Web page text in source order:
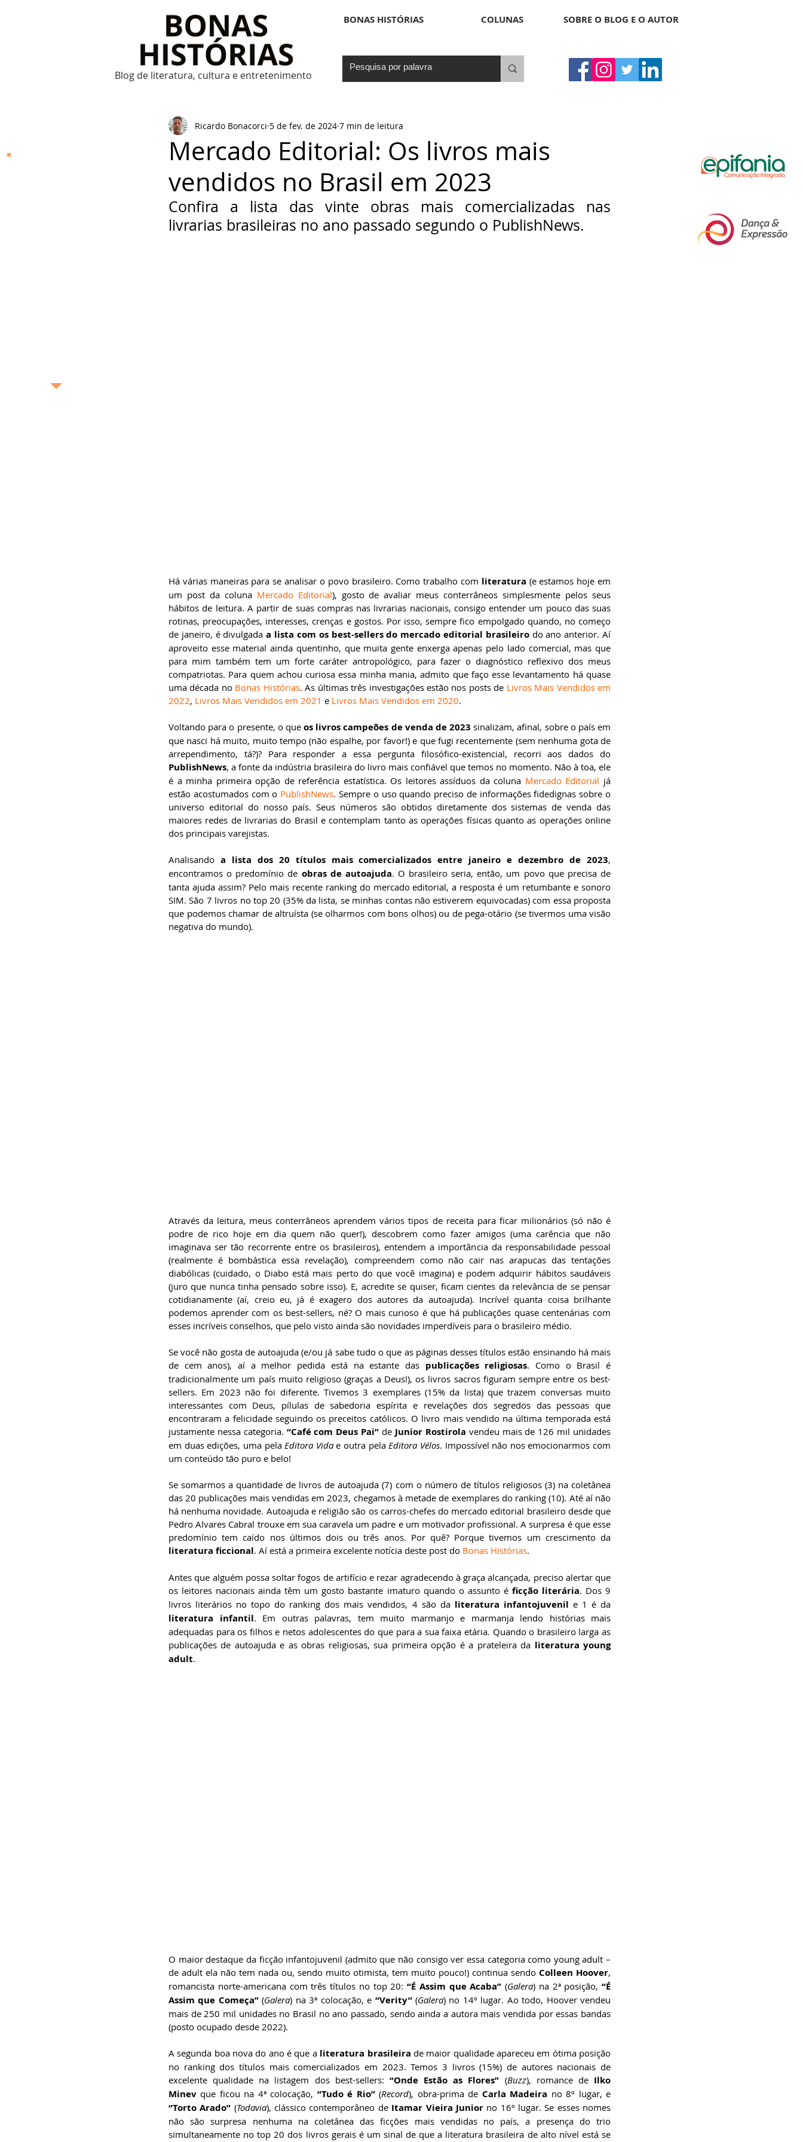
Blog de literatura, cultura e entretenimento
BONAS HISTÓRIAS COLUNAS SOBRE O BLOG E O AUTOR
Mercado Editorial: Os livros mais
vendidos no Brasil em 2023
Ricardo Bonacorci 5 de fev. de 2024 7 min de leitura
Confira a lista das vinte obras mais comercializadas nas
livrarias brasileiras no ano passado segundo o PublishNews.
Há várias maneiras para se analisar o povo brasileiro. Como trabalho com literatura (e estamos hoje em
um post da coluna Mercado Editorial), gosto de avaliar meus conterrâneos simplesmente pelos seus
hábitos de leitura. A partir de suas compras nas livrarias nacionais, consigo entender um pouco das suas
rotinas, preocupações, interesses, crenças e gostos. Por isso, sempre fico empolgado quando, no começo
de janeiro, é divulgada a lista com os best-sellers do mercado editorial brasileiro do ano anterior. Aí
aproveito esse material ainda quentinho, que muita gente enxerga apenas pelo lado comercial, mas que
para mim também tem um forte caráter antropológico, para fazer o diagnóstico reflexivo dos meus
compatriotas. Para quem achou curiosa essa minha mania, admito que faço esse levantamento há quase
uma década no Bonas Histórias. As últimas três investigações estão nos posts de Livros Mais Vendidos em
2022, Livros Mais Vendidos em 2021 e Livros Mais Vendidos em 2020.
Voltando para o presente, o que os livros campeões de venda de 2023 sinalizam, afinal, sobre o país em
que nasci há muito, muito tempo (não espalhe, por favor!) e que fugi recentemente (sem nenhuma gota de
PublishNews, a fonte da indústria brasileira do livro mais confiável que temos no momento. Não à toa, ele
é a minha primeira opção de referência estatística. Os leitores assíduos da coluna Mercado Editorial já
estão acostumados com o PublishNews. Sempre o uso quando preciso de informações fidedignas sobre o
universo editorial do nosso país. Seus números são obtidos diretamente dos sistemas de venda das
maiores redes de livrarias do Brasil e contemplam tanto as operações físicas quanto as operações online
dos principais varejistas.
Analisando a lista dos 20 títulos mais comercializados entre janeiro e dezembro de 2023,
encontramos o predomínio de obras de autoajuda. O brasileiro seria, então, um povo que precisa de
tanta ajuda assim? Pelo mais recente ranking do mercado editorial, a resposta é um retumbante e sonoro
SIM. São 7 livros no top 20 (35% da lista, se minhas contas não estiverem equivocadas) com essa proposta
que podemos chamar de altruísta (se olharmos com bons olhos) ou de pega-otário (se tivermos uma visão
negativa do mundo).
Através da leitura, meus conterrâneos aprendem vários tipos de receita para ficar milionários (só não é
podre de rico hoje em dia quem não quer!), descobrem como fazer amigos (uma carência que não
imaginava ser tão recorrente entre os brasileiros), entendem a importância da responsabilidade pessoal
(realmente é bombástica essa revelação), compreendem como não cair nas arapucas das tentações
diabólicas (cuidado, o Diabo está mais perto do que você imagina) e podem adquirir hábitos saudáveis
(juro que nunca tinha pensado sobre isso). E, acredite se quiser, ficam cientes da relevância de se pensar
cotidianamente (aí, creio eu, já é exagero dos autores da autoajuda). Incrível quanta coisa brilhante
podemos aprender com os best-sellers, né? O mais curioso é que há publicações quase centenárias com
esses incríveis conselhos, que pelo visto ainda são novidades imperdíveis para o brasileiro médio.
Se você não gosta de autoajuda (e/ou já sabe tudo o que as páginas desses títulos estão ensinando há mais
de cem anos), aí a melhor pedida está na estante das publicações religiosas. Como o Brasil é
tradicionalmente um país muito religioso (graças a Deus!), os livros sacros figuram sempre entre os best-
sellers. Em 2023 não foi diferente. Tivemos 3 exemplares (15% da lista) que trazem conversas muito
interessantes com Deus, pílulas de sabedoria espírita e revelações dos segredos das pessoas que
encontraram a felicidade seguindo os preceitos católicos. O livro mais vendido na última temporada está
justamente nessa categoria. “Café com Deus Pai” de Junior Rostirola vendeu mais de 126 mil unidades
em duas edições, uma pela Editora Vida e outra pela Editora Vélos. Impossível não nos emocionarmos com
um conteúdo tão puro e belo!
Se somarmos a quantidade de livros de autoajuda (7) com o número de títulos religiosos (3) na coletânea
das 20 publicações mais vendidas em 2023, chegamos à metade de exemplares do ranking (10). Até aí não
há nenhuma novidade. Autoajuda e religião são os carros-chefes do mercado editorial brasileiro desde que
Pedro Alvares Cabral trouxe em sua caravela um padre e um motivador profissional. A surpresa é que esse
literatura ficcional. Aí está a primeira excelente notícia deste post do Bonas Histórias.
Antes que alguém possa soltar fogos de artifício e rezar agradecendo à graça alcançada, preciso alertar que
os leitores nacionais ainda têm um gosto bastante imaturo quando o assunto é ficção literária. Dos 9
livros literários no topo do ranking dos mais vendidos, 4 são da literatura infantojuvenil
literatura infantil. Em outras palavras, tem muito marmanjo e marmanja lendo histórias mais
adequadas para os filhos e netos adolescentes do que para a sua faixa etária. Quando o brasileiro larga as
publicações de autoajuda e as obras religiosas, sua primeira opção é a prateleira da literatura young
adult.
O maior destaque da ficção infantojuvenil (admito que não consigo ver essa categoria como young adult –
de adult ela não tem nada ou, sendo muito otimista, tem muito pouco!) continua sendo Colleen Hoover,
romancista norte-americana com três títulos no top 20: “É Assim que Acaba” (Galera) na 2ª posição, “É
Assim que Começa” (Galera) na 3ª colocação, e “Verity” (Galera) no 14º lugar. Ao todo, Hoover vendeu
mais de 250 mil unidades no Brasil no ano passado, sendo ainda a autora mais vendida por essas bandas
(posto ocupado desde 2022).
A segunda boa nova do ano é que a literatura brasileira de maior qualidade apareceu em ótima posição
no ranking dos títulos mais comercializados em 2023. Temos 3 livros (15%) de autores nacionais de
excelente qualidade na listagem dos best-sellers: “Onde Estão as Flores” (Buzz), romance de Ilko
Minev que ficou na 4ª colocação, “Tudo é Rio” (Record), obra-prima de Carla Madeira
“Torto Arado” (Todavia), clássico contemporâneo de Itamar Vieira Junior no 16º lugar. Se esses nomes
não são surpresa nenhuma na coletânea das ficções mais vendidas no país, a presença do trio
simultaneamente no top 20 dos livros gerais é um sinal de que a literatura brasileira de alto nível está se